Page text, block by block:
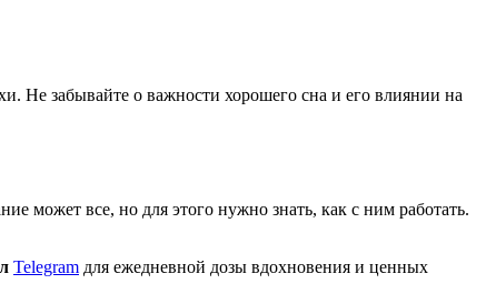
Не забывайте о важности хорошего сна и его влиянии на
может все, но для этого нужно знать, как с ним работать.
Telegram для ежедневной дозы вдохновения и ценных